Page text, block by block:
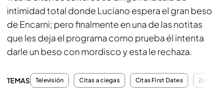
intimidad total donde Luciano espera el gran beso
de Encarni; pero finalmente en una de las notitas
que les deja el programa como prueba él intenta
darle un beso con mordisco y esta le rechaza.
TEMAS Televisión Citas a ciegas Citas First Dates Zasca